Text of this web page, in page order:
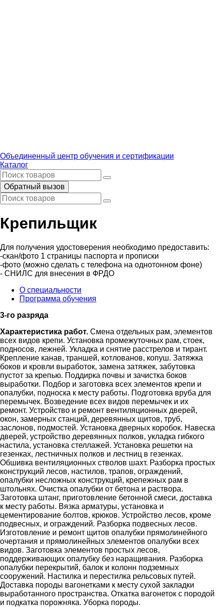
Объединенный центр обучения и сертификации
Каталог
Обратный вызов
Крепильщик
Для получения удостоверения необходимо предоставить:
-скан/фото 1 страницы паспорта и прописки
-фото (можно сделать с телефона на однотонном фоне)
- СНИЛС для внесения в ФРДО
О специальности
Программа обучения
3-го разряда
Характеристика работ. Смена отдельных рам, элементов
всех видов крепи. Установка промежуточных рам, стоек,
подносов, лежней. Укладка и снятие расстрелов и тирант.
Крепление канав, траншей, котлованов, копуш. Затяжка
боков и кровли выработок, замена затяжек, забутовка
пустот за крепью. Поддирка почвы и зачистка боков
выработки. Подбор и заготовка всех элементов крепи и
опалубки, подноска к месту работы. Подготовка вруба для
перемычек. Возведение всех видов перемычек и их
ремонт. Устройство и ремонт вентиляционных дверей,
окон, замерных станций, деревянных щитов, труб,
заслонов, подмостей. Установка дверных коробок. Навеска
дверей, устройство деревянных полков, укладка гибкого
настила, установка стеллажей. Установка решетки на
гезенках, лестничных полков и лестниц в гезенках.
Обшивка вентиляционных стволов шахт. Разборка простых
конструкций лесов, настилов, трапов, ограждений,
опалубки несложных конструкций, крепежных рам в
штольнях. Очистка опалубки от бетона и раствора.
Заготовка штанг, приготовление бетонной смеси, доставка
к месту работы. Вязка арматуры, установка и
цементирование болтов, крюков. Устройство лесов, кроме
подвесных, и ограждений. Разборка подвесных лесов.
Изготовление и ремонт щитов опалубки прямолинейного
очертания и прямолинейных элементов опалубки всех
видов. Заготовка элементов простых лесов,
поддерживающих опалубку без наращивания. Разборка
опалубки перекрытий, балок и колонн подземных
сооружений. Настилка и перестилка рельсовых путей.
Доставка породы вагонетками к месту сухой закладки
выработанного пространства. Откатка вагонеток с породой
и подкатка порожняка. Уборка породы.